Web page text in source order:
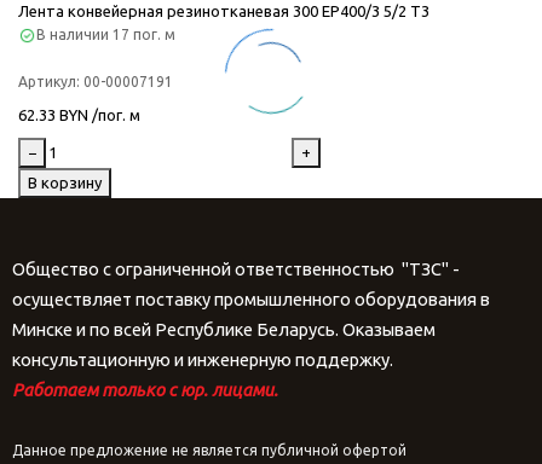
Лента конвейерная резинотканевая 300 EP400/3 5/2 T3
В наличии 17 пог. м
Артикул: 00-00007191
62.33 BYN /пог. м
−
+
В корзину
Общество с ограниченной ответственностью "ТЗС" -
осуществляет поставку промышленного оборудования в
Минске и по всей Республике Беларусь. Оказываем
консультационную и инженерную поддержку.
Работаем только с юр. лицами.
Данное предложение не является публичной офертой